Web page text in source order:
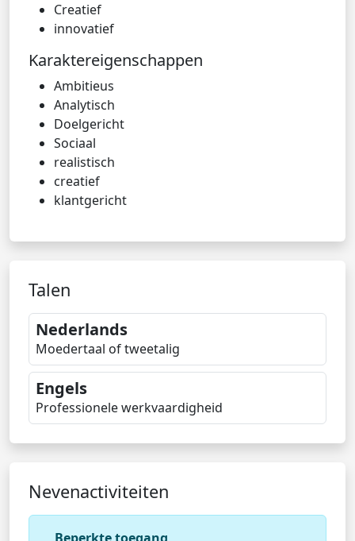
Creatief
innovatief
Karaktereigenschappen
Ambitieus
Analytisch
Doelgericht
Sociaal
realistisch
creatief
klantgericht
Talen
Nederlands
Moedertaal of tweetalig
Engels
Professionele werkvaardigheid
Nevenactiviteiten